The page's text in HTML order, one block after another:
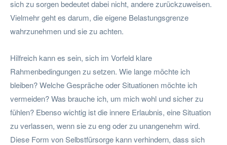
sich zu sorgen bedeutet dabei nicht, andere zurückzuweisen.
Vielmehr geht es darum, die eigene Belastungsgrenze
wahrzunehmen und sie zu achten.
Hilfreich kann es sein, sich im Vorfeld klare
Rahmenbedingungen zu setzen. Wie lange möchte ich
bleiben? Welche Gespräche oder Situationen möchte ich
vermeiden? Was brauche ich, um mich wohl und sicher zu
fühlen? Ebenso wichtig ist die innere Erlaubnis, eine Situation
zu verlassen, wenn sie zu eng oder zu unangenehm wird.
Diese Form von Selbstfürsorge kann verhindern, dass sich